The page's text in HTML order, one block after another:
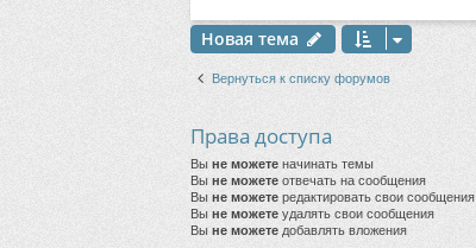
Новая тема
Вернуться к списку форумов
Права доступа
Вы не можете начинать темы
Вы не можете отвечать на сообщения
Вы не можете редактировать свои сообщения
Вы не можете удалять свои сообщения
Вы не можете добавлять вложения